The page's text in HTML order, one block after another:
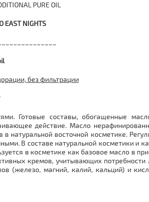
PURE OIL
EAST NIGHTS
без фильтрации
Готовые составы, обогащенные
действие. Масло
восточной косметике.
В составе натуральной косметики и
в косметике как базовое масло в
кремов, учитывающих
(железо, магний, калий, кальций) и